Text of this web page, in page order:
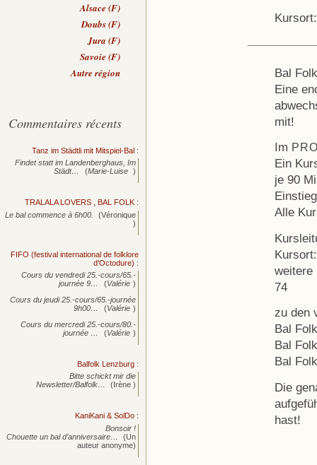
Bal
Eine
mit!
Im
Ein
je 90
Alle
weitere
74
zu den
Bal
Bal
Bal
Die
hast!
Alsace (F)
Doubs (F)
Jura (F)
Savoie (F)
Autre région
Commentaires récents
Tanz im Städtli mit Mitspiel-Bal :
Findet statt im Landenberghaus, Im
Städt…
(Marie-Luise )
TRALALA LOVERS , BAL FOLK :
Le bal commence à 6h00.
(Véronique
)
FIFO (festival international de folklore
d'Octodure) :
Cours du vendredi 25.-cours/65.-
journée 9… (Valérie )
Cours du jeudi 25.-cours/65.-journée
9h00…
(Valérie )
Cours du mercredi 25.-cours/80.-
journée … (Valérie )
Balfolk Lenzburg :
Bitte schickt mir die
Newsletter/Balfolk…
(Irène )
KaniKani & SolDo :
Bonsoir !
Chouette un bal d’anniversaire…
(Un
auteur anonyme)